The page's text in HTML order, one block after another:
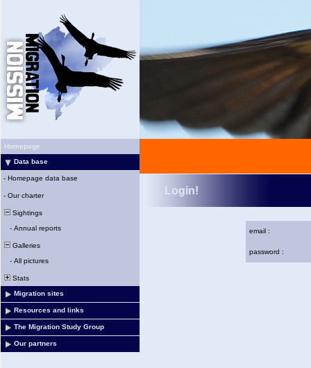
Homepage
Data base
- Homepage data base
- Our charter
Sightings
- Annual reports
Galleries
- All pictures
Stats
Migration sites
Resources and links
The Migration Study Group
Our partners
Login!
email :
password :